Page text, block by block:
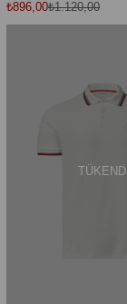
₺896,00₺1.120,00
TÜKENDI